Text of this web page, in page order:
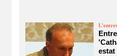
estat